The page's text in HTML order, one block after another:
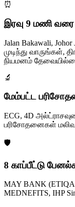
⏰
இரவு 9 மணி வரை
Jalan Bakawali,
முடிந்து வாருங்கள்,
நியமனம்
🔬
மேம்பட்ட
ECG, 4D
பரிசோதனைகள்
🛡️
8 காப்பீட்டு
MAY BANK
MEDNEFITS, IHP